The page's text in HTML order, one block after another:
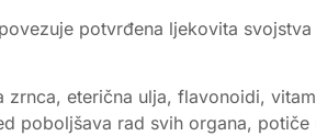
potvrđena ljekovita
eterična ulja, flavonoidi,
poboljšava rad svih organa,